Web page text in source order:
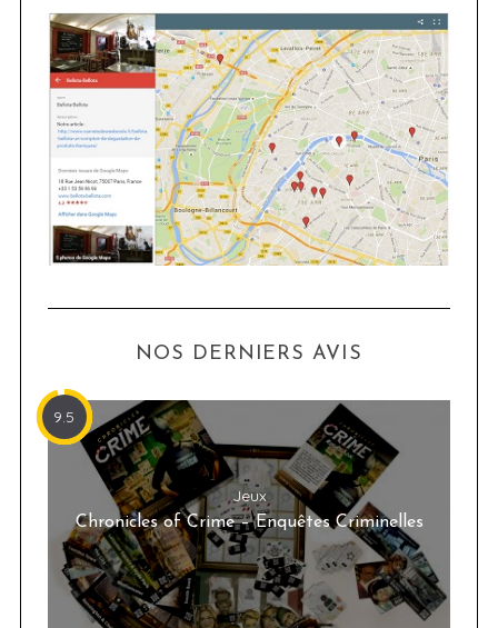
NOS DERNIERS AVIS
9.5
Jeux
Chronicles of Crime – Enquêtes Criminelles